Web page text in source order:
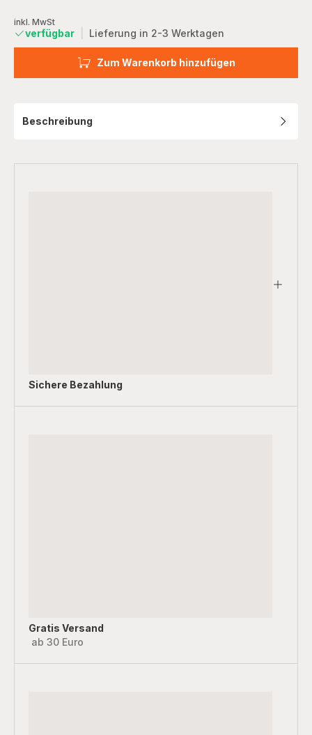
inkl. MwSt
verfügbar Lieferung in 2-3 Werktagen
Zum Warenkorb hinzufügen
Beschreibung
Sichere Bezahlung
Gratis Versand
ab 30 Euro